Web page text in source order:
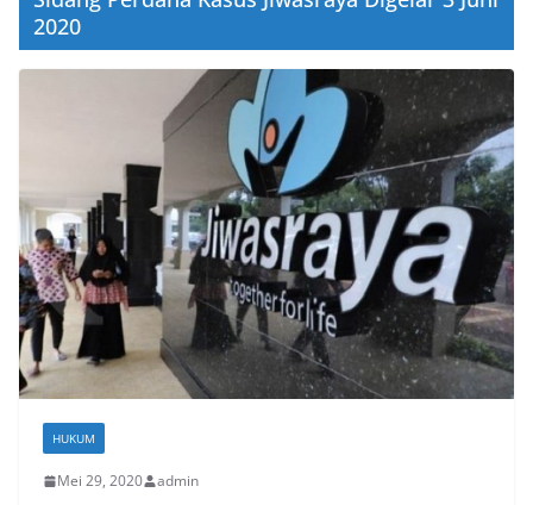
2020
HUKUM
Mei 29, 2020 admin